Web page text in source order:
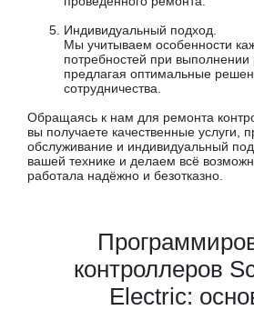
Индивидуальный подход.
Мы учитываем особенности
потребностей при выполнении
предлагая оптимальные
сотрудничества.
Обращаясь к нам для ремонта
вы получаете качественные услуги,
обслуживание и индивидуальный
вашей технике и делаем всё
работала надёжно и безотказно.
контроллеров
Electric: